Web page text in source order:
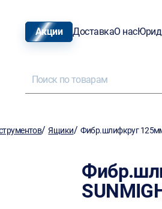
Акции ДоставкаО нас
/Ящики/ Фибр.шлифкруг